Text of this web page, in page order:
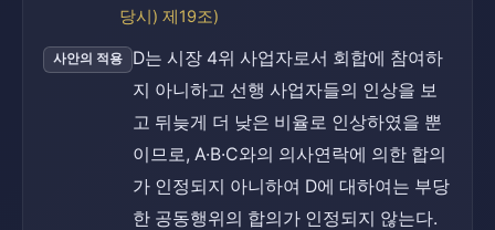
당시) 제19조)
사안의 적용
D는 시장 4위 사업자로서 회합에 참여하
지 아니하고 선행 사업자들의 인상을 보
고 뒤늦게 더 낮은 비율로 인상하였을 뿐
이므로, A·B·C와의 의사연락에 의한 합의
가 인정되지 아니하여 D에 대하여는 부당
한 공동행위의 합의가 인정되지 않는다.